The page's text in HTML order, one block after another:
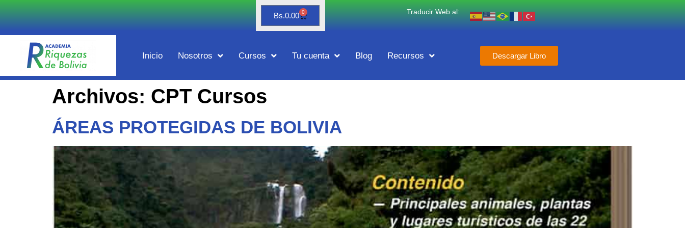
Bs.0.00 0 Traducir Web al:
Inicio Nosotros Cursos Tu cuenta Blog Recursos Descargar Libro
Archivos: CPT Cursos
ÁREAS PROTEGIDAS DE BOLIVIA